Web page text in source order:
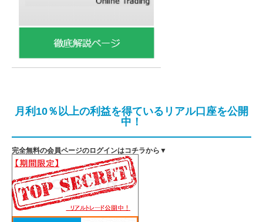
月利10％以上の利益を得ているリアル口座を公開
中！
完全無料の会員ページのログインはコチラから▼